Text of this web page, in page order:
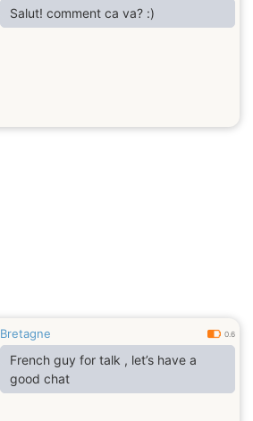
homme 1 m82 80 kg yeux bleu
blond foncé lunette
Salut! comment ca va? :)
Bretagne 0.6
French guy for talk , let’s have a
good chat